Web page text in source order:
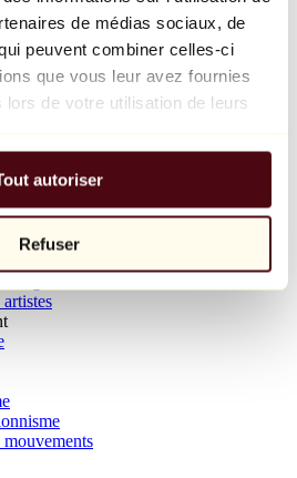
de médias sociaux, de
peuvent combiner celles-ci
que vous leur avez fournies
de votre utilisation de leurs
autoriser
Refuser
sculpteurs
photographes
mouvements